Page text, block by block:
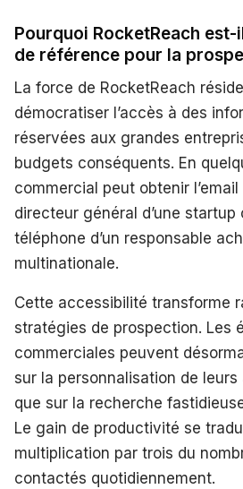
Pourquoi RocketReach
de référence pour la
La force de RocketReach
démocratiser l’accès à des
réservées aux grandes
budgets conséquents. En
commercial peut obtenir l’email
directeur général d’une startup
téléphone d’un responsable
multinationale.
Cette accessibilité transforme
stratégies de prospection. Les
commerciales peuvent
sur la personnalisation de
que sur la recherche
Le gain de productivité se
multiplication par trois du
contactés quotidiennement.